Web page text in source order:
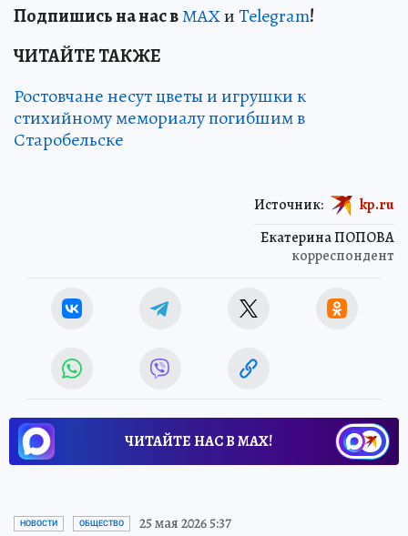
Подпишись на нас вМАХиTelegram!
ЧИТАЙТЕ ТАКЖЕ
Ростовчане несут цветы и игрушки к
стихийному мемориалу погибшим в
Старобельске
Екатерина ПОПОВА
корреспондент
Источник: kp.ru
ЧИТАЙТЕ НАС В МАХ!
НОВОСТИ ОБЩЕСТВО 25 мая 2026 5:37